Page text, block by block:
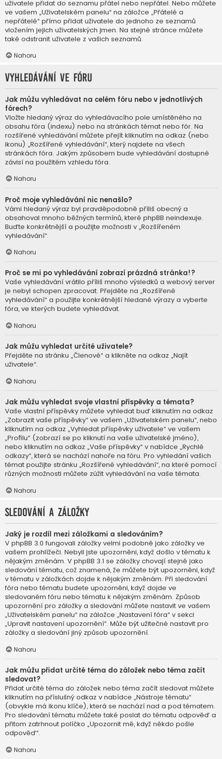
uživatele přidat do seznamu přátel nebo nepřátel. Nebo můžete
ve vašem „Uživatelském panelu“ na záložce „Přátelé a
nepřátelé“ přímo přidat uživatele do jednoho ze seznamů
vložením jejich uživatelských jmen. Na stejné stránce můžete
také odstranit uživatele z vašich seznamů.
Nahoru
Vyhledávání ve fóru
Jak můžu vyhledávat na celém fóru nebo v jednotlivých
fórech?
Vložte hledaný výraz do vyhledávacího pole umístěného na
obsahu fóra (indexu) nebo na stránkách témat nebo fór. Na
rozšířené vyhledávání můžete přejít kliknutím na odkaz (nebo
ikonu) „Rozšířené vyhledávání“, který najdete na všech
stránkách fóra. Jakým způsobem bude vyhledávání dostupné
závisí na použitém vzhledu fóra.
Nahoru
Proč moje vyhledávání nic nenašlo?
Vámi hledaný výraz byl pravděpodobně příliš obecný a
obsahoval mnoho běžných termínů, které phpBB neindexuje.
Buďte konkrétnější a použijte možnosti v „Rozšířeném
vyhledávání“.
Nahoru
Proč se mi po vyhledávání zobrazí prázdná stránka!?
Vaše vyhledávání vrátilo příliš mnoho výsledků a webový server
je nebyl schopen zpracovat. Přejděte na „Rozšířené
vyhledávání“ a použijte konkrétnější hledané výrazy a vyberte
fóra, ve kterých budete vyhledávat.
Nahoru
Jak můžu vyhledat určité uživatele?
Přejděte na stránku „Členové“ a klikněte na odkaz „Najít
uživatele“.
Nahoru
Jak můžu vyhledat svoje vlastní příspěvky a témata?
Vaše vlastní příspěvky můžete vyhledat buď kliknutím na odkaz
„Zobrazit vaše příspěvky“ ve vašem „Uživatelském panelu“, nebo
kliknutím na odkaz „Vyhledat příspěvky uživatele“ ve vašem
„Profilu“ (zobrazí se po kliknutí na vaše uživatelské jméno),
nebo kliknutím na odkaz „Vaše příspěvky“ v nabídce „Rychlé
odkazy“, která se nachází nahoře na fóru. Pro vyhledání vašich
témat použijte stránku „Rozšířené vyhledávání“, na které pomocí
různých možnosti můžete zúžit vyhledávání na vaše témata.
Nahoru
Sledování a záložky
Jaký je rozdíl mezi záložkami a sledováním?
V phpBB 3.0 fungovali záložky velmi podobně jako záložky ve
vašem prohlížeči. Nebyli jste upozorněni, když došlo v tématu k
nějakým změnám. V phpBB 3.1 se záložky chovají stejně jako
sledování tématu, což znamená, že můžete být upozorněni, když
v tématu v záložkách dojde k nějakým změnám. Při sledování
fóra nebo tématu budete upozorněni, když dojde ve
sledovaném fóru nebo tématu k nějakým změnám. Způsob
upozornění pro záložky a sledování můžete nastavit ve vašem
„Uživatelském panelu“ na záložce „Nastavení fóra“ v sekci
„Upravit nastavení upozornění“. Může být užitečné nastavit pro
záložky a sledování jiný způsob upozornění.
Nahoru
Jak můžu přidat určité téma do záložek nebo téma začít
sledovat?
Přidat určité téma do záložek nebo téma začít sledovat můžete
kliknutím na příslušný odkaz v nabídce „Nástroje tématu“
(obvykle má ikonu klíče), která se nachází nad a pod tématem.
Pro sledování tématu můžete také poslat do tématu odpověď a
přitom zatrhnout políčko „Upozornit mě, když někdo pošle
odpověď“.
Nahoru